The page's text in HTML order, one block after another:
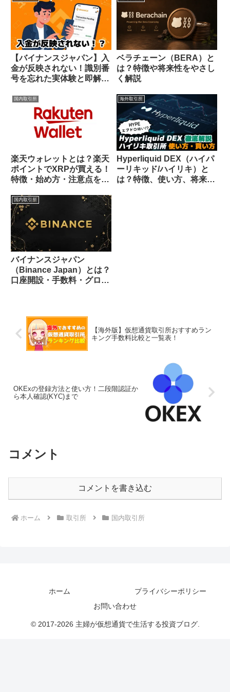
【バイナンスジャパン】入
金が反映されない！識別番
号を忘れた実体験と即解決
ベラチェーン（BERA）と
は？特徴や将来性をやさし
く解説
国内取引所
楽天ウォレットとは？楽天
ポイントでXRPが買える！
特徴・始め方・注意点をわ
海外取引所
Hyperliquid DEX（ハイパ
ーリキッド/ハイリキ）と
は？特徴、使い方、将来性
国内取引所
バイナンスジャパン
（Binance Japan）とは？
口座開設・手数料・グロー
【海外版】仮想通貨取引所おすすめラン
キング手数料比較と一覧表！
OKExの登録方法と使い方！二段階認証か
ら本人確認(KYC)まで
コメント
コメントを書き込む
ホーム 取引所 国内取引所
ホーム
プライバシーポリシー
お問い合わせ
© 2017-2026 主婦が仮想通貨で生活する投資ブログ.